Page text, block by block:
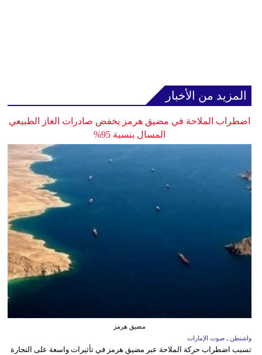
المزيد من الأخبار
اضطراب الملاحة في مضيق هرمز يخفض صادرات الغاز الطبيعي
المسال بنسبة 95%
مضيق هرمز
واشنطن ـ صوت الإمارات
تسبب اضطراب حركة الملاحة عبر مضيق هرمز في تأثيرات واسعة على التجارة